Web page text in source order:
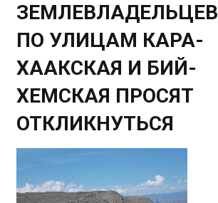
ЗЕМЛЕВЛАДЕЛЬЦЕВ
ПО УЛИЦАМ КАРА-
ХААКСКАЯ И БИЙ-
ХЕМСКАЯ ПРОСЯТ
ОТКЛИКНУТЬСЯ